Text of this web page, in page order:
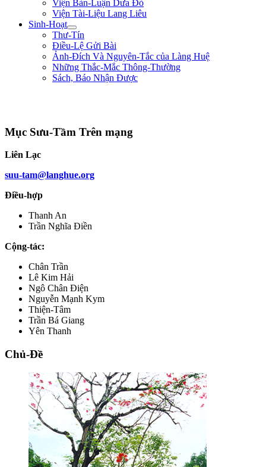
Viện Bàn-Luận Dưa Đỏ
Viện Tài-Liệu Lang Liêu
Sinh-Hoạt
Thư-Tín
Điều-Lệ Gửi Bài
Ảnh-Đích Và Nguyên-Tắc của Làng Huệ
Những Thắc-Mắc Thông-Thường
Sách, Báo Nhận Được
Mục Sưu-Tầm Trên mạng
Liên Lạc
suu-tam@langhue.org
Điều-hợp
Thanh An
Trần Nghĩa Điền
Cộng-tác:
Chân Trần
Lê Kim Hải
Ngô Chân Điện
Nguyễn Mạnh Kym
Thiện-Tâm
Trần Bá Giang
Yên Thanh
Chủ-Đề